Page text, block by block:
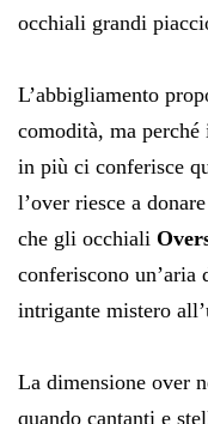
occhiali grandi
L’abbigliamento
comodità, ma
in più ci conferisce
l’over riesce a
che gli occhiali
conferiscono un’aria
intrigante mistero
La dimensione over
quando cantanti e